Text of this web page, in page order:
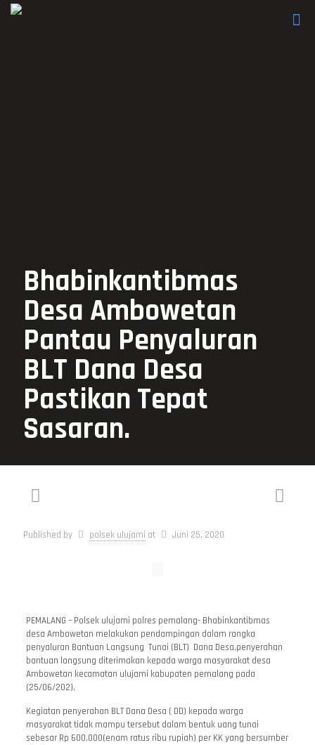
Bhabinkantibmas
Desa Ambowetan
Pantau Penyaluran
BLT Dana Desa
Pastikan Tepat
Sasaran.
Published by polsek ulujami at Juni 25, 2020
PEMALANG – Polsek ulujami polres pemalang- Bhabinkantibmas
desa Ambowetan melakukan pendampingan dalam rangka
penyaluran Bantuan Langsung Tunai (BLT) Dana Desa,penyerahan
bantuan langsung diterimakan kepada warga masyarakat desa
Ambowetan kecamatan ulujami kabupaten pemalang pada
(25/06/202).
Kegiatan penyerahan BLT Dana Desa ( DD) kepada warga
masyarakat tidak mampu tersebut dalam bentuk uang tunai
sebesar Rp 600.000(enam ratus ribu rupiah) per KK yang bersumber